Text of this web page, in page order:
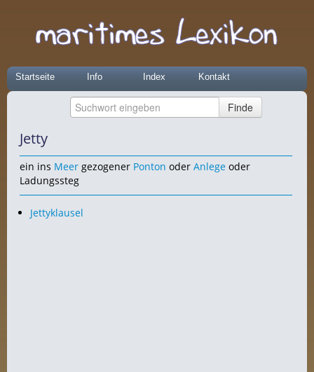
Startseite Info Index Kontakt
Jetty
ein ins Meer gezogener Ponton oder Anlege oder
Ladungssteg
Jettyklausel